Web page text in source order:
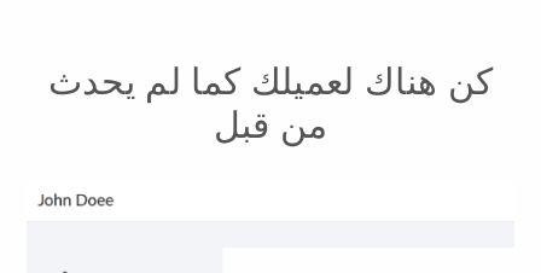
كن هناك لعميلك كما لم يحدث
من قبل